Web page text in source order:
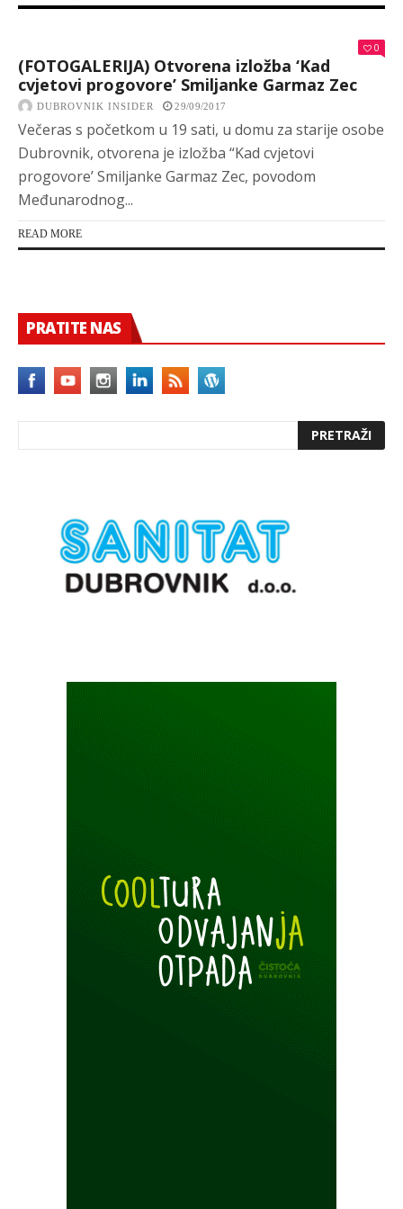
0
(FOTOGALERIJA) Otvorena izložba ‘Kad
cvjetovi progovore’ Smiljanke Garmaz Zec
DUBROVNIK INSIDER 29/09/2017
Večeras s početkom u 19 sati, u domu za starije osobe
Dubrovnik, otvorena je izložba “Kad cvjetovi
progovore’ Smiljanke Garmaz Zec, povodom
Međunarodnog...
READ MORE
PRATITE NAS